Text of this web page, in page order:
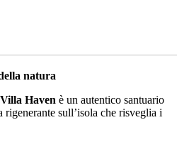
natura
Villa Haven è un autentico santuario
sull’isola che risveglia i